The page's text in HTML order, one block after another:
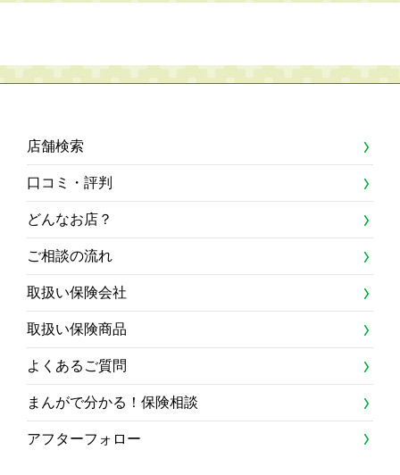
店舗検索
口コミ・評判
どんなお店？
ご相談の流れ
取扱い保険会社
取扱い保険商品
よくあるご質問
まんがで分かる！保険相談
アフターフォロー